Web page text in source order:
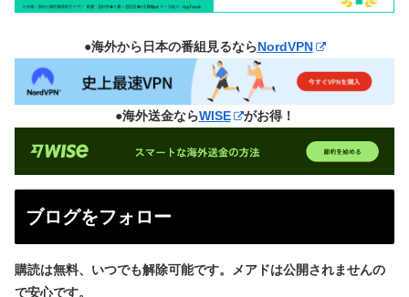
●海外から日本の番組見るならNordVPN
●海外送金ならWISE がお得！
ブログをフォロー
購読は無料、いつでも解除可能です。メアドは公開されませんの
で安心です。